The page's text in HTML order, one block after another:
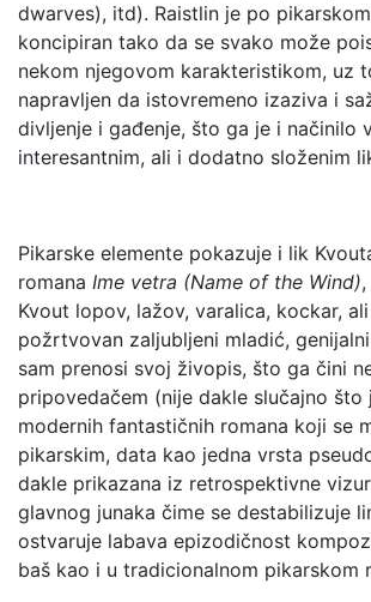
dwarves), itd). Raistlin je po
koncipiran tako da se svako može
nekom njegovom karakteristikom, uz
napravljen da istovremeno izaziva i
divljenje i gađenje, što ga je i načinilo
interesantnim, ali i dodatno složenim
Pikarske elemente pokazuje i lik
romana Ime vetra (Name of the Wind)
Kvout lopov, lažov, varalica, kockar,
požrtvovan zaljubljeni mladić,
sam prenosi svoj živopis, što ga čini
pripovedačem (nije dakle slučajno što
modernih fantastičnih romana koji se
pikarskim, data kao jedna vrsta
dakle prikazana iz retrospektivne
glavnog junaka čime se destabilizuje
ostvaruje labava epizodičnost
baš kao i u tradicionalnom pikarskom